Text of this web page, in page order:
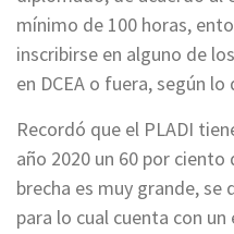
mínimo de 100 horas,
inscribirse en alguno de
en DCEA o fuera, según
Recordó que el PLADI
año 2020 un 60 por
brecha es muy grande, se
para lo cual cuenta con